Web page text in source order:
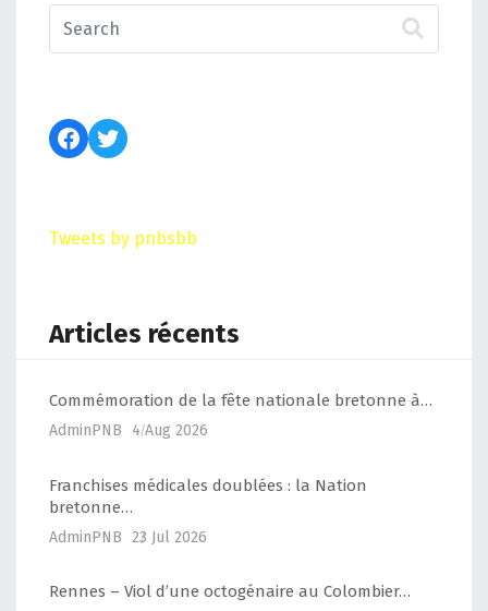
Tweets by pnbsbb
Articles récents
Commémoration de la fête nationale bretonne à…
AdminPNB 4 Aug 2026
Franchises médicales doublées : la Nation
bretonne…
AdminPNB 23 Jul 2026
Rennes – Viol d’une octogénaire au Colombier…